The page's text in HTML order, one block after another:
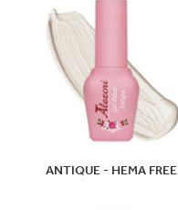
ANTIQUE - HEMA FREE